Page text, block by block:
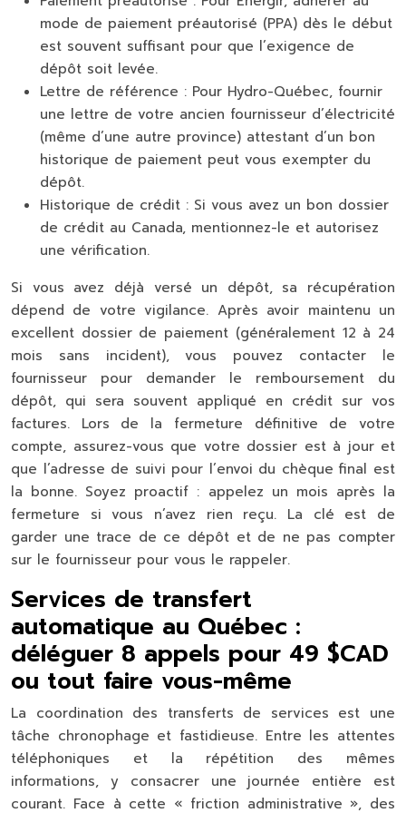
mode de paiement préautorisé (PPA) dès le début
est souvent suffisant pour que l’exigence de
dépôt soit levée.
Lettre de référence : Pour Hydro-Québec, fournir
une lettre de votre ancien fournisseur d’électricité
(même d’une autre province) attestant d’un bon
historique de paiement peut vous exempter du
dépôt.
Historique de crédit : Si vous avez un bon dossier
de crédit au Canada, mentionnez-le et autorisez
une vérification.
Si vous avez déjà versé un dépôt, sa récupération
dépend de votre vigilance. Après avoir maintenu un
excellent dossier de paiement (généralement 12 à 24
mois sans incident), vous pouvez contacter le
fournisseur pour demander le remboursement du
dépôt, qui sera souvent appliqué en crédit sur vos
factures. Lors de la fermeture définitive de votre
compte, assurez-vous que votre dossier est à jour et
que l’adresse de suivi pour l’envoi du chèque final est
la bonne. Soyez proactif : appelez un mois après la
fermeture si vous n’avez rien reçu. La clé est de
garder une trace de ce dépôt et de ne pas compter
sur le fournisseur pour vous le rappeler.
Services de transfert
automatique au Québec :
déléguer 8 appels pour 49 $CAD
ou tout faire vous-même
La coordination des transferts de services est une
tâche chronophage et fastidieuse. Entre les attentes
téléphoniques et la répétition des mêmes
informations, y consacrer une journée entière est
courant. Face à cette « friction administrative », des